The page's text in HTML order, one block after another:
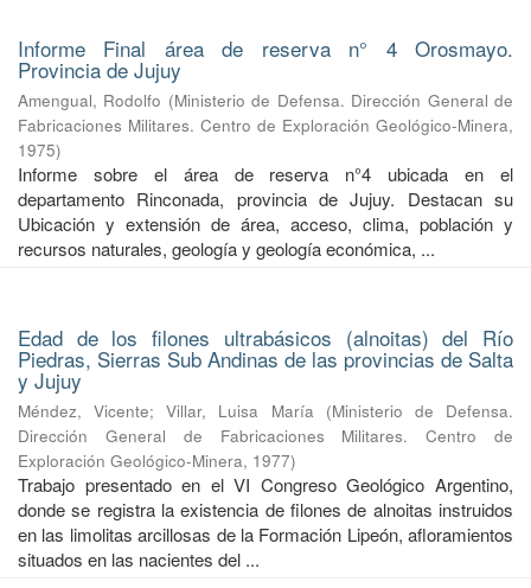
Informe Final área de reserva n° 4 Orosmayo.
Provincia de Jujuy
Amengual, Rodolfo (Ministerio de Defensa. Dirección General de
Fabricaciones Militares. Centro de Exploración Geológico-Minera,
1975)
Informe sobre el área de reserva n°4 ubicada en el
departamento Rinconada, provincia de Jujuy. Destacan su
Ubicación y extensión de área, acceso, clima, población y
recursos naturales, geología y geología económica, ...
Edad de los filones ultrabásicos (alnoitas) del Río
Piedras, Sierras Sub Andinas de las provincias de Salta
y Jujuy
Méndez, Vicente;Villar, Luisa María (Ministerio de Defensa.
Dirección General de Fabricaciones Militares. Centro de
Exploración Geológico-Minera, 1977)
Trabajo presentado en el VI Congreso Geológico Argentino,
donde se registra la existencia de filones de alnoitas instruidos
en las limolitas arcillosas de la Formación Lipeón, afloramientos
situados en las nacientes del ...